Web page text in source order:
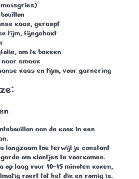
kaas, geraspt
tijm, fijngehakt
, om te bakken
naar smaak
kaas en tijm, voor garnering
aan de kook in een
langzaam toe terwijl je constant
om klontjes te voorkomen.
op laag vuur 10-15 minuten koken,
roert tot het dik en romig is.